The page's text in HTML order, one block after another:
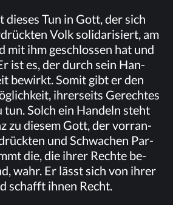
die­ses Tun in Gott, der sich
Volk so­li­da­ri­siert, am
mit ihm ge­schlos­sen hat und
ist es, der durch sein Han­
be­wirkt. So­mit gibt er den
ih­rer­seits Ge­rech­tes
Solch ein Han­deln steht
zu die­sem Gott, der vor­ran­
und Schwa­chen Par­
die, die ih­rer Rech­te be­
wahr. Er lässt sich von ih­rer
schafft ih­nen Recht.